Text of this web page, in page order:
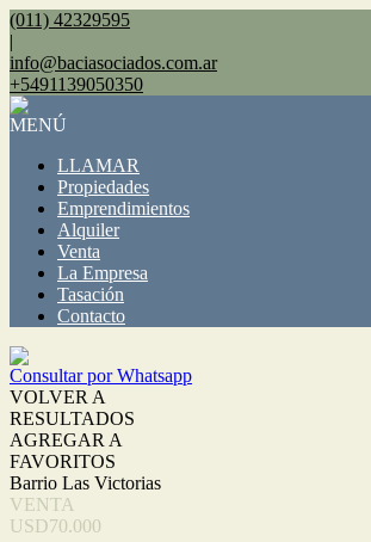
(011) 42329595
|
info@baciasociados.com.ar
+5491139050350
MENÚ
LLAMAR
Propiedades
Emprendimientos
Alquiler
Venta
La Empresa
Tasación
Contacto
Consultar por Whatsapp
VOLVER A
RESULTADOS
AGREGAR A
FAVORITOS
Barrio Las Victorias
VENTA
USD70.000